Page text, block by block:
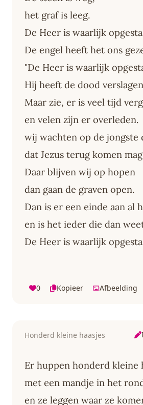
het graf is leeg.
De Heer is waarlijk
De engel heeft het ons
"De Heer is waarlijk
Hij heeft de dood
Maar zie, er is veel tijd
en velen zijn er overleden.
wij wachten op de jongste
dat Jezus terug komen
Daar blijven wij op hopen
dan gaan de graven open.
Dan is er een einde aan al
en is het ieder die dan
De Heer is waarlijk
0 Kopieer Afbeelding
Honderd kleine haasjes
Er huppen honderd kleine
met een mandje in het
en ze leggen waar ze